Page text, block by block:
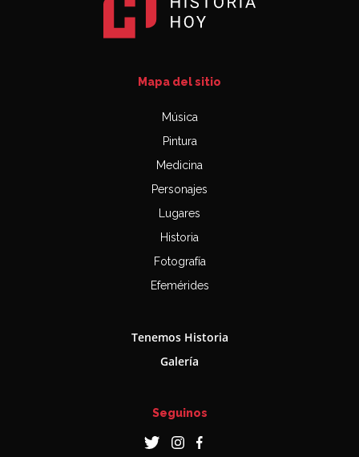
Mapa del sitio
Música
Pintura
Medicina
Personajes
Lugares
Historia
Fotografía
Efemérides
Tenemos Historia
Galería
Seguinos